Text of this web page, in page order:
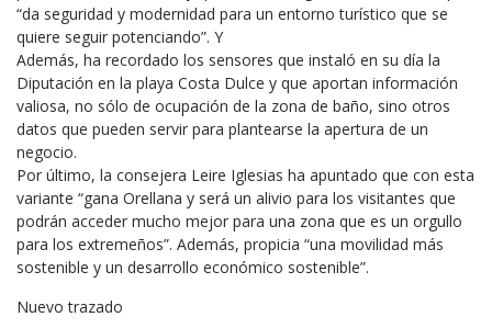
“da seguridad y modernidad para un entorno turístico que se
quiere seguir potenciando”. Y
Además, ha recordado los sensores que instaló en su día la
Diputación en la playa Costa Dulce y que aportan información
valiosa, no sólo de ocupación de la zona de baño, sino otros
datos que pueden servir para plantearse la apertura de un
negocio.
Por último, la consejera Leire Iglesias ha apuntado que con esta
variante “gana Orellana y será un alivio para los visitantes que
podrán acceder mucho mejor para una zona que es un orgullo
para los extremeños”. Además, propicia “una movilidad más
sostenible y un desarrollo económico sostenible”.
Nuevo trazado